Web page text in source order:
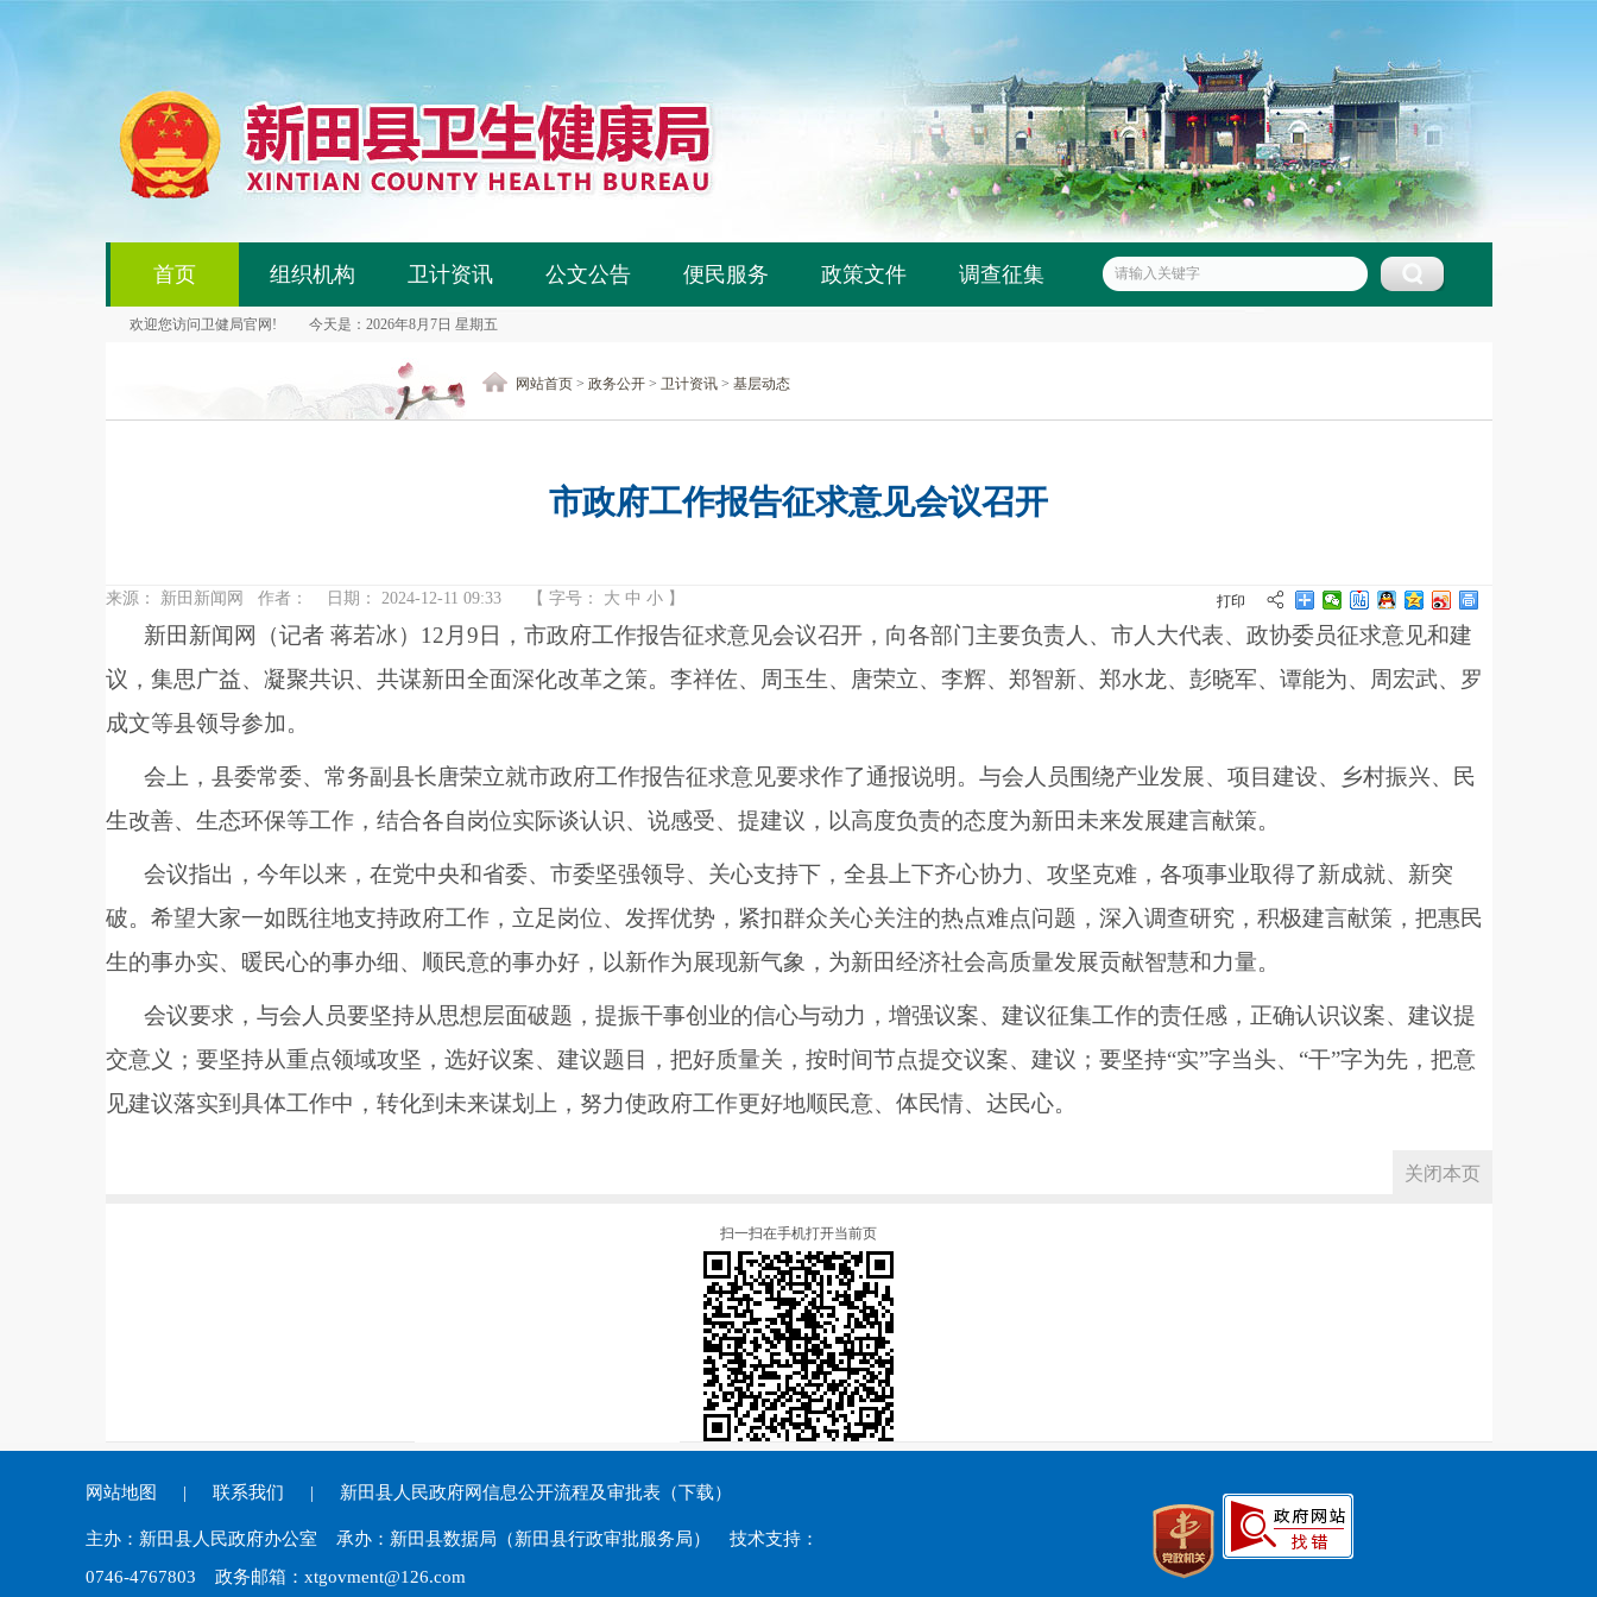
首页
欢迎您访问卫健局官网! 今天是：2026年8月7日 星期五
组织机构 卫计资讯 公文公告 便民服务 政策文件 调查征集
网站首页> 政务公开> 卫计资讯> 基层动态
市政府工作报告征求意见会议召开
来源： 新田新闻网 作者： 日期： 2024-12-11 09:33 【 字号： 大 中 小 】 打印
新田新闻网（记者 蒋若冰）12月9日，市政府工作报告征求意见会议召开，向各部门主要负责人、市人大代表、政协委员征求意见和建
议，集思广益、凝聚共识、共谋新田全面深化改革之策。李祥佐、周玉生、唐荣立、李辉、郑智新、郑水龙、彭晓军、谭能为、周宏武、罗
成文等县领导参加。
会上，县委常委、常务副县长唐荣立就市政府工作报告征求意见要求作了通报说明。与会人员围绕产业发展、项目建设、乡村振兴、民
生改善、生态环保等工作，结合各自岗位实际谈认识、说感受、提建议，以高度负责的态度为新田未来发展建言献策。
会议指出，今年以来，在党中央和省委、市委坚强领导、关心支持下，全县上下齐心协力、攻坚克难，各项事业取得了新成就、新突
破。希望大家一如既往地支持政府工作，立足岗位、发挥优势，紧扣群众关心关注的热点难点问题，深入调查研究，积极建言献策，把惠民
生的事办实、暖民心的事办细、顺民意的事办好，以新作为展现新气象，为新田经济社会高质量发展贡献智慧和力量。
会议要求，与会人员要坚持从思想层面破题，提振干事创业的信心与动力，增强议案、建议征集工作的责任感，正确认识议案、建议提
交意义；要坚持从重点领域攻坚，选好议案、建议题目，把好质量关，按时间节点提交议案、建议；要坚持“实”字当头、“干”字为先，把意
见建议落实到具体工作中，转化到未来谋划上，努力使政府工作更好地顺民意、体民情、达民心。
关闭本页
扫一扫在手机打开当前页